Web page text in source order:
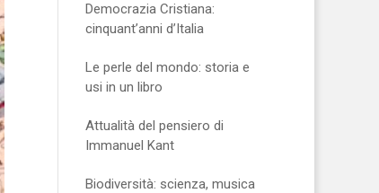
Democrazia Cristiana:
cinquant’anni d’Italia
Le perle del mondo: storia e
usi in un libro
Attualità del pensiero di
Immanuel Kant
Biodiversità: scienza, musica